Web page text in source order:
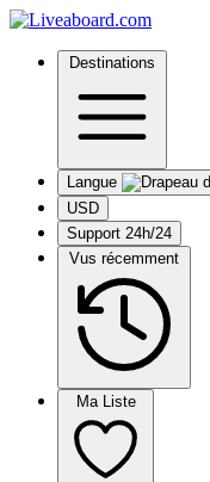
Destinations
Langue
USD
Support 24h/24
Vus récemment
Ma Liste